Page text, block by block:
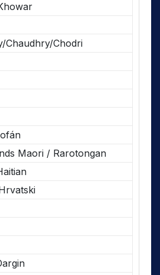
Chaudhry/Chodri
Maori / Rarotongan